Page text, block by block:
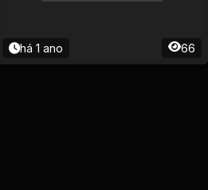
há 1 ano 66